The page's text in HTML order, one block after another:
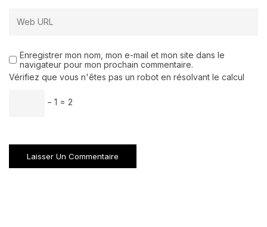
Enregistrer mon nom, mon e-mail et mon site dans le
navigateur pour mon prochain commentaire.
Vérifiez que vous n'êtes pas un robot en résolvant le calcul
− 1 = 2